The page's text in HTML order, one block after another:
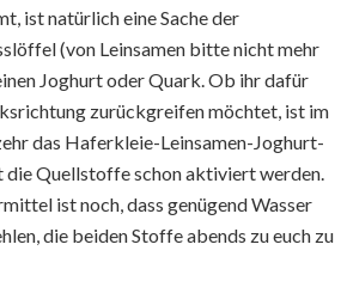
ist natürlich eine Sache der
(von Leinsamen bitte nicht mehr
Joghurt oder Quark. Ob ihr dafür
zurückgreifen möchtet, ist im
das Haferkleie-Leinsamen-Joghurt-
die Quellstoffe schon aktiviert werden.
ist noch, dass genügend Wasser
die beiden Stoffe abends zu euch zu